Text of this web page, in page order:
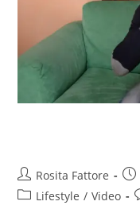
Rosita Fattore
Lifestyle / Video